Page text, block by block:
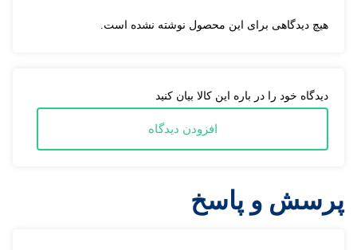
دیدگاه خود را در باره این کالا بیان کنید
افزودن دیدگاه
هیچ دیدگاهی برای این محصول نوشته نشده است.
پرسش و پاسخ